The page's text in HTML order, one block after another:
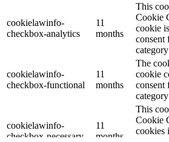
cookielawinfo-
checkbox-analytics
11
months
This
Cookie
cookie
consent
cookielawinfo-
checkbox-functional
11
months
The
cookie
consent
cookielawinfo-
checkbox-necessary
11
months
This
Cookie
cookies